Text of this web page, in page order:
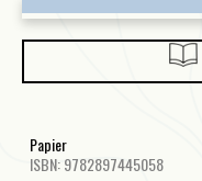
Papier
ISBN: 9782897445058